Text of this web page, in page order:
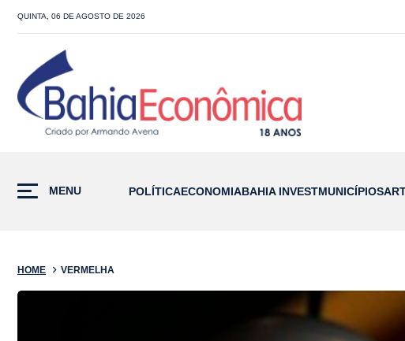
QUINTA, 06 DE AGOSTO DE 2026
MENU POLÍTICAECONOMIABAHIA INVESTMUNICÍPIOS
HOME VERMELHA